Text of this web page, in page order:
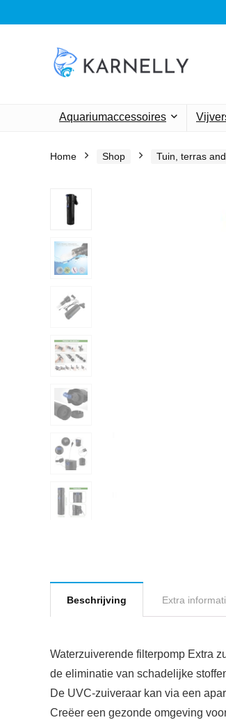
Aquariumaccessoires
Home Shop Tuin, terras
Beschrijving Extra
Waterzuiverende filterpomp Extra
de eliminatie van schadelijke
De UVC-zuiveraar kan via een
Creëer een gezonde omgeving